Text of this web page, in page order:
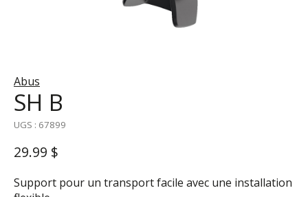
Abus
SH B
UGS : 67899
29.99 $
Support pour un transport facile avec une installation